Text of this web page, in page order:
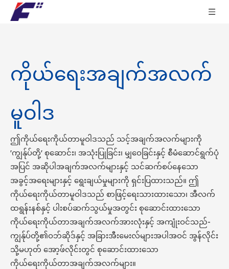
ကိုယ်ရေးအချက်အလက်
မူဝါဒ
ဤကိုယ်ရေးကိုယ်တာမူဝါဒသည် သင့်အချက်အလက်များကို
'ကျွန်ုပ်တို့' စုဆောင်း၊ အသုံးပြုခြင်း၊ မျှဝေခြင်းနှင့် စီမံဆောင်ရွက်ပုံ
အပြင် အဆိုပါအချက်အလက်များနှင့် သင်ဆက်စပ်နေသော
အခွင့်အရေးများနှင့် ရွေးချယ်မှုများကို ရှင်းပြထားသည်။ ဤ
ကိုယ်ရေးကိုယ်တာမူဝါဒသည် စာဖြင့်ရေးသားထားသော၊ အီလက်
ထရွန်းနစ်နှင့် ပါးစပ်ဆက်သွယ်မှုအတွင်း စုဆောင်းထားသော
ကိုယ်ရေးကိုယ်တာအချက်အလက်အားလုံးနှင့် အကျုံးဝင်သည်-
ကျွန်ုပ်တို့၏ဝဘ်ဆိုဒ်နှင့် အခြားအီးမေးလ်များအပါအဝင် အွန်လိုင်း
သို့မဟုတ် အော့ဖ်လိုင်းတွင် စုဆောင်းထားသော
ကိုယ်ရေးကိုယ်တာအချက်အလက်များ။